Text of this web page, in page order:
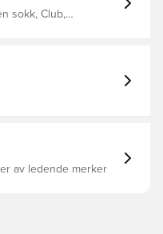
sokk, Club,
av ledende merker